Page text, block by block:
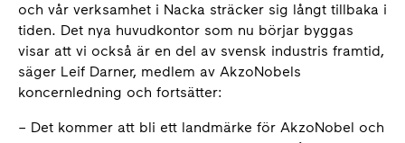
och vår verksamhet i Nacka sträcker sig långt tillbaka i
tiden. Det nya huvudkontor som nu börjar byggas
visar att vi också är en del av svensk industris framtid,
säger Leif Darner, medlem av AkzoNobels
koncernledning och fortsätter:
– Det kommer att bli ett landmärke för AkzoNobel och